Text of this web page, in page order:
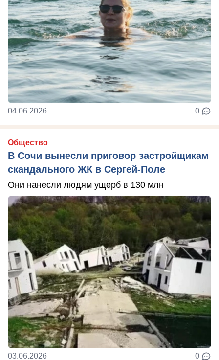
04.06.2026 0
Общество
В Сочи вынесли приговор застройщикам
скандального ЖК в Сергей-Поле
Они нанесли людям ущерб в 130 млн
03.06.2026 0